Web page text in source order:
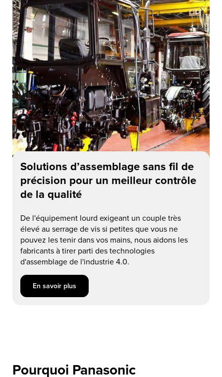
Solutions d’assemblage sans fil de
précision pour un meilleur contrôle
de la qualité
De l'équipement lourd exigeant un couple très
élevé au serrage de vis si petites que vous ne
pouvez les tenir dans vos mains, nous aidons les
fabricants à tirer parti des technologies
d'assemblage de l'industrie 4.0.
En savoir plus about Solutions d’assemblage sans fil de
En savoir plus
Pourquoi Panasonic